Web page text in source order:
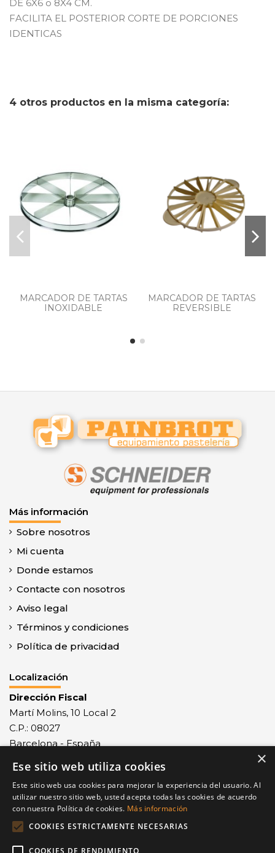
DE 6X6 o 8X4 CM.
FACILITA EL POSTERIOR CORTE DE PORCIONES
IDENTICAS
4 otros productos en la misma categoría:
MARCADOR DE TARTAS
INOXIDABLE
MARCADOR DE TARTAS
REVERSIBLE
Más información
Sobre nosotros
Mi cuenta
Donde estamos
Contacte con nosotros
Aviso legal
Términos y condiciones
Política de privacidad
Localización
Dirección Fiscal
Martí Molins, 10 Local 2
C.P.: 08027
Barcelona - España
Recepción mercancías
Monlau, 29 - C.P.: 08027
Barcelona - España
Contacto
×
Ese sitio web utiliza cookies
Este sitio web usa cookies para mejorar la experiencia del usuario. Al
utilizar nuestro sitio web, usted acepta todas las cookies de acuerdo
con nuestra Política de cookies. Más información
COOKIES ESTRICTAMENTE NECESARIAS
COOKIES DE RENDIMIENTO